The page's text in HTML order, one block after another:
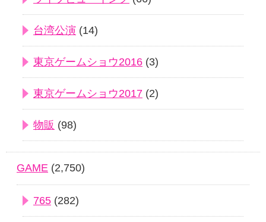
台湾公演 (14)
東京ゲームショウ2016 (3)
東京ゲームショウ2017 (2)
物販 (98)
GAME (2,750)
765 (282)